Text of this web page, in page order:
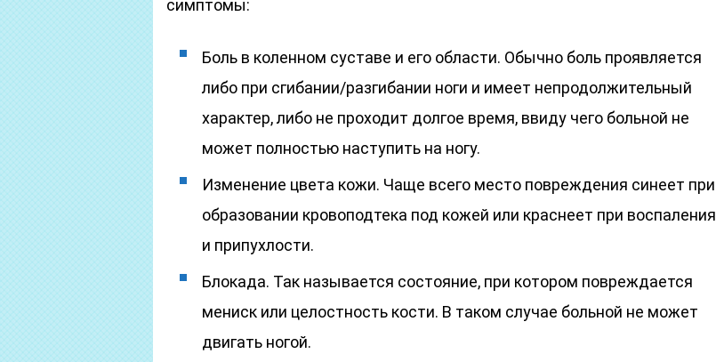
симптомы:
Боль в коленном суставе и его области. Обычно боль проявляется
либо при сгибании/разгибании ноги и имеет непродолжительный
характер, либо не проходит долгое время, ввиду чего больной не
может полностью наступить на ногу.
Изменение цвета кожи. Чаще всего место повреждения синеет при
образовании кровоподтека под кожей или краснеет при воспаления
и припухлости.
Блокада. Так называется состояние, при котором повреждается
мениск или целостность кости. В таком случае больной не может
двигать ногой.